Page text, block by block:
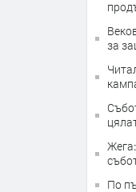
за
По